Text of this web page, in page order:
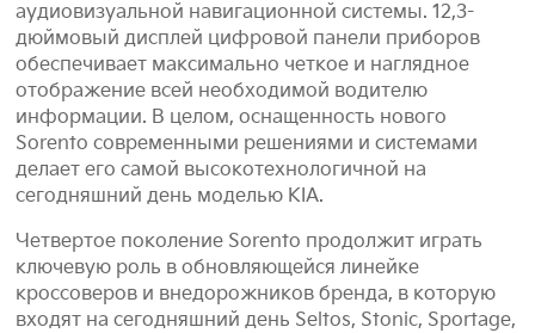
аудиовизуальной навигационной системы. 12,3-
дюймовый дисплей цифровой панели приборов
обеспечивает максимально четкое и наглядное
отображение всей необходимой водителю
информации. В целом, оснащенность нового
Sorento современными решениями и системами
делает его самой высокотехнологичной на
сегодняшний день моделью KIA.
Четвертое поколение Sorento продолжит играть
ключевую роль в обновляющейся линейке
кроссоверов и внедорожников бренда, в которую
входят на сегодняшний день Seltos, Stonic, Sportage,